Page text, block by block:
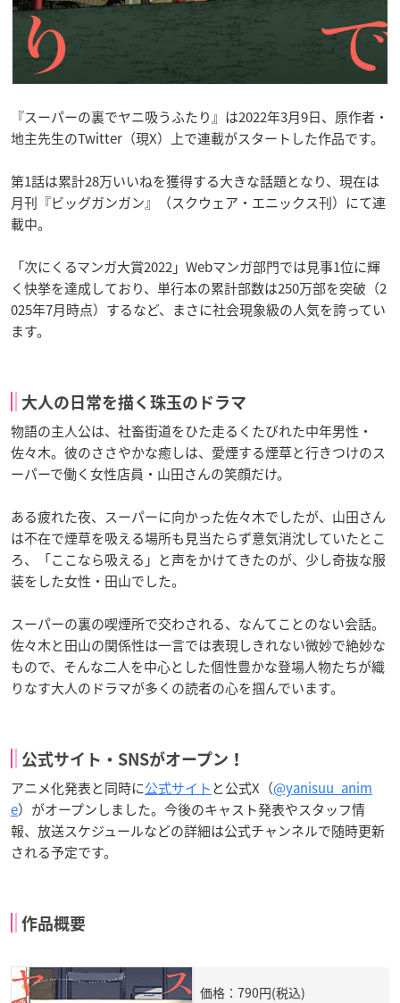
『スーパーの裏でヤニ吸うふたり』は2022年3月9日、原作者・
地主先生のTwitter（現X）上で連載がスタートした作品です。
第1話は累計28万いいねを獲得する大きな話題となり、現在は
月刊『ビッグガンガン』（スクウェア・エニックス刊）にて連
載中。
「次にくるマンガ大賞2022」Webマンガ部門では見事1位に輝
く快挙を達成しており、単行本の累計部数は250万部を突破（2
025年7月時点）するなど、まさに社会現象級の人気を誇ってい
ます。
大人の日常を描く珠玉のドラマ
物語の主人公は、社畜街道をひた走るくたびれた中年男性・
佐々木。彼のささやかな癒しは、愛煙する煙草と行きつけのス
ーパーで働く女性店員・山田さんの笑顔だけ。
ある疲れた夜、スーパーに向かった佐々木でしたが、山田さん
は不在で煙草を吸える場所も見当たらず意気消沈していたとこ
ろ、「ここなら吸える」と声をかけてきたのが、少し奇抜な服
装をした女性・田山でした。
スーパーの裏の喫煙所で交わされる、なんてことのない会話。
佐々木と田山の関係性は一言では表現しきれない微妙で絶妙な
もので、そんな二人を中心とした個性豊かな登場人物たちが織
りなす大人のドラマが多くの読者の心を掴んでいます。
公式サイト・SNSがオープン！
アニメ化発表と同時に公式サイトと公式X（@yanisuu_anim
e）がオープンしました。今後のキャスト発表やスタッフ情
報、放送スケジュールなどの詳細は公式チャンネルで随時更新
される予定です。
作品概要
価格：790円(税込)